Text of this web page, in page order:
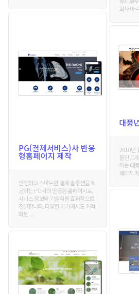
회사 마
PG(결제서비스)사 반응
형홈페이지 제작
안전하고 스마트한 결제 솔루션을 제
공하는 PG사의 반응형 홈페이지로,
서비스 정보와 기술력을 효과적으로
전달합니다. 다양한 기기에서도 최적
화된 . . .
대풍
2010년
물인 고
하는 대
페이지